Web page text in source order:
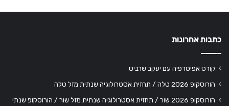
כתבות אחרונות
קורס אפיטרפיה עם יעקב שרביט
הורוסקופ 2026 טלה / תחזית אסטרולוגיה שנתית מזל טלה
הורוסקופ 2026 שור / תחזית אסטרולוגיה שנתית מזל שור / הורוסקופ שנתי